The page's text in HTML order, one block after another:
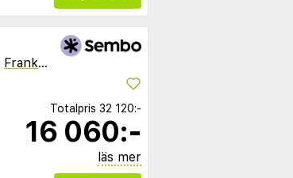
Frankrike
Totalpris 32 120:-
16 060:-
läs mer